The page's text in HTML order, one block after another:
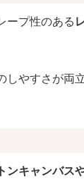
ープ性のある
やすさが両
ンキャンバス